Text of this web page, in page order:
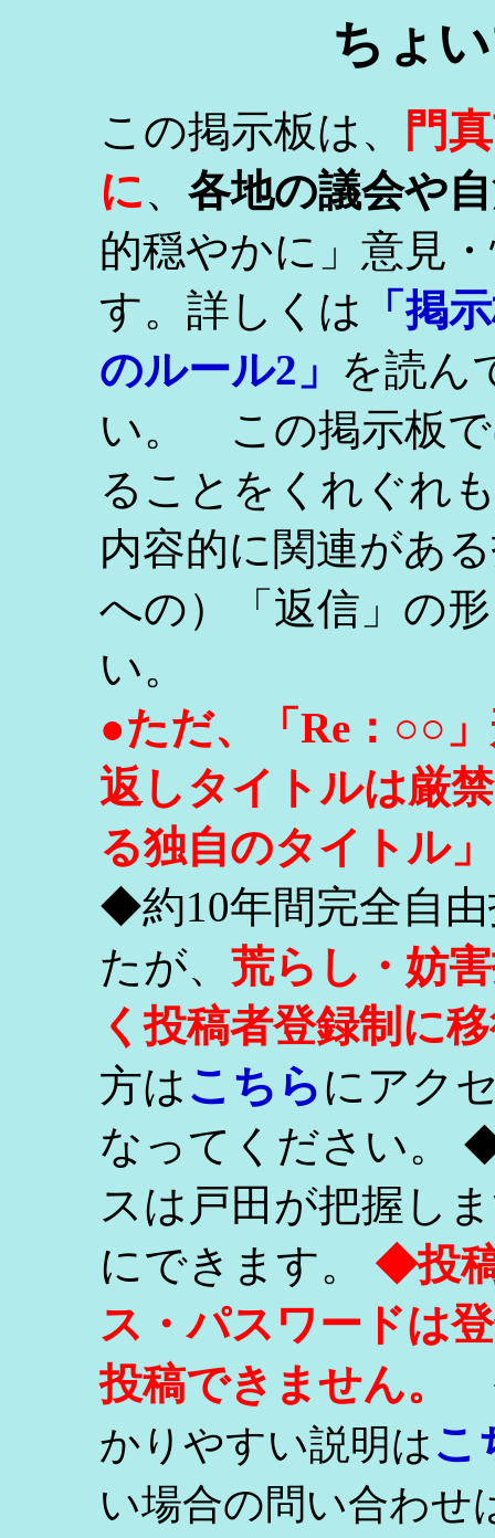
ちょ
この掲示板は、
門
に、 各地の議会や
的穏やかに」意見
す。詳しくは
「掲
のルール2」 を読ん
い。 この掲示板で
ることをくれぐれ
内容的に関連があ
への）「返信」の
い。
●ただ、「Re：○○
返しタイトルは厳
る独自のタイトル
◆約10年間完全自
たが、 荒らし・妨
く投稿者登録制に
方はこちらにアク
なってください。
スは戸田が把握し
にできます。 ◆投
ス・パスワードは
投稿できません。
かりやすい説明はこ
い場合の問い合わせ